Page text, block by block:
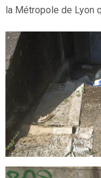
la Métropole de Lyon